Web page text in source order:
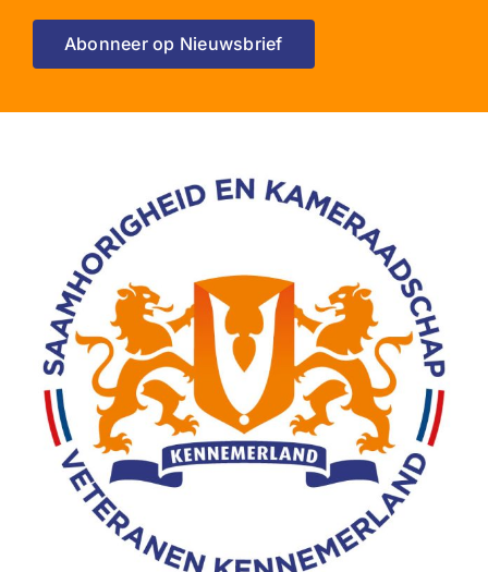
Abonneer op Nieuwsbrief